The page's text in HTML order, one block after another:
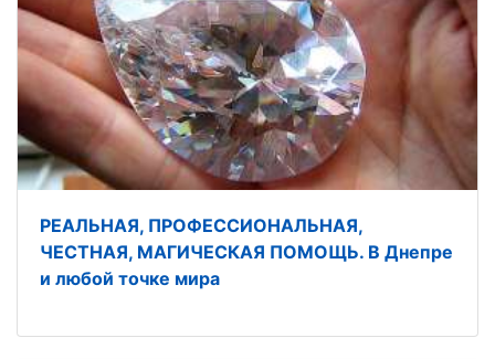
РЕАЛЬНАЯ, ПРОФЕССИОНАЛЬНАЯ,
ЧЕСТНАЯ, МАГИЧЕСКАЯ ПОМОЩЬ. В Днепре
и любой точке мира